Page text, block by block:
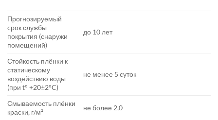
Прогнозируемый
cрок службы
покрытия (снаружи
помещений)
до 10 лет
Стойкость плёнки к
статическому
воздействию воды
(при t° +20±2°C)
не менее 5 суток
Смываемость плёнки
краски, г/м²
не более 2,0